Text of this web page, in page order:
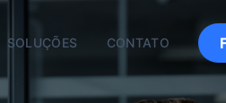
SOLUÇÕES CONTATO